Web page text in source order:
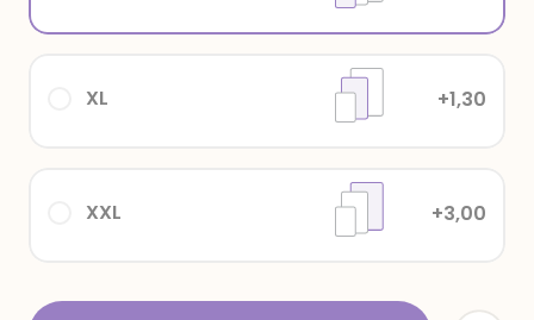
XXL +3,00
XL +1,30